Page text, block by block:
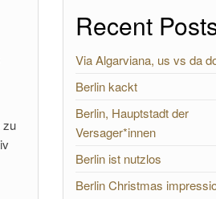
zu
Recent
Via Algarviana, us vs da
Berlin kackt
Berlin, Hauptstadt der
Versager*innen
Berlin ist nutzlos
Berlin Christmas